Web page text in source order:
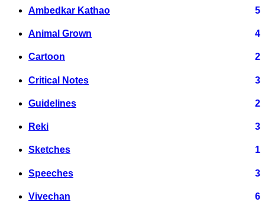
Ambedkar Kathao 5
Animal Grown 4
Cartoon 2
Critical Notes 3
Guidelines 2
Reki 3
Sketches 1
Speeches 3
Vivechan 6